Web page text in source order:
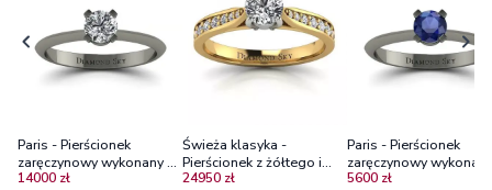
Paris - Pierścionek
zaręczynowy wykonany z
czarnego złota z
14000 zł
Świeża klasyka -
Pierścionek z żółtego i
białego złota z
24950 zł
Paris - Pierścionek
zaręczynowy
czarnego złota z
5600 zł